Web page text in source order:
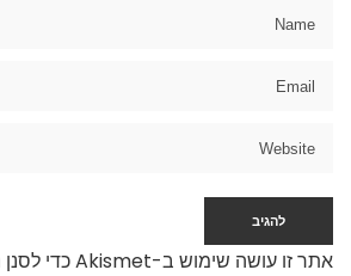
אתר זו עושה שימוש ב-Akismet כדי לסנן תגובות זבל.